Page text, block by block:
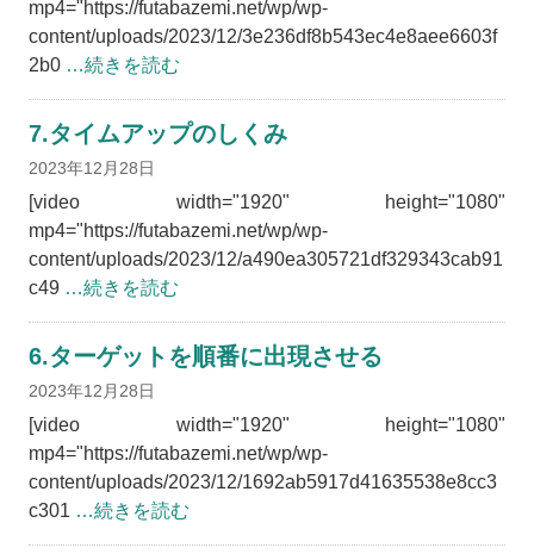
mp4="https://futabazemi.net/wp/wp-
content/uploads/2023/12/3e236df8b543ec4e8aee6603f
2b0 …続きを読む
7.タイムアップのしくみ
2023年12月28日
[video width="1920" height="1080"
mp4="https://futabazemi.net/wp/wp-
content/uploads/2023/12/a490ea305721df329343cab91
c49 …続きを読む
6.ターゲットを順番に出現させる
2023年12月28日
[video width="1920" height="1080"
mp4="https://futabazemi.net/wp/wp-
content/uploads/2023/12/1692ab5917d41635538e8cc3
c301 …続きを読む